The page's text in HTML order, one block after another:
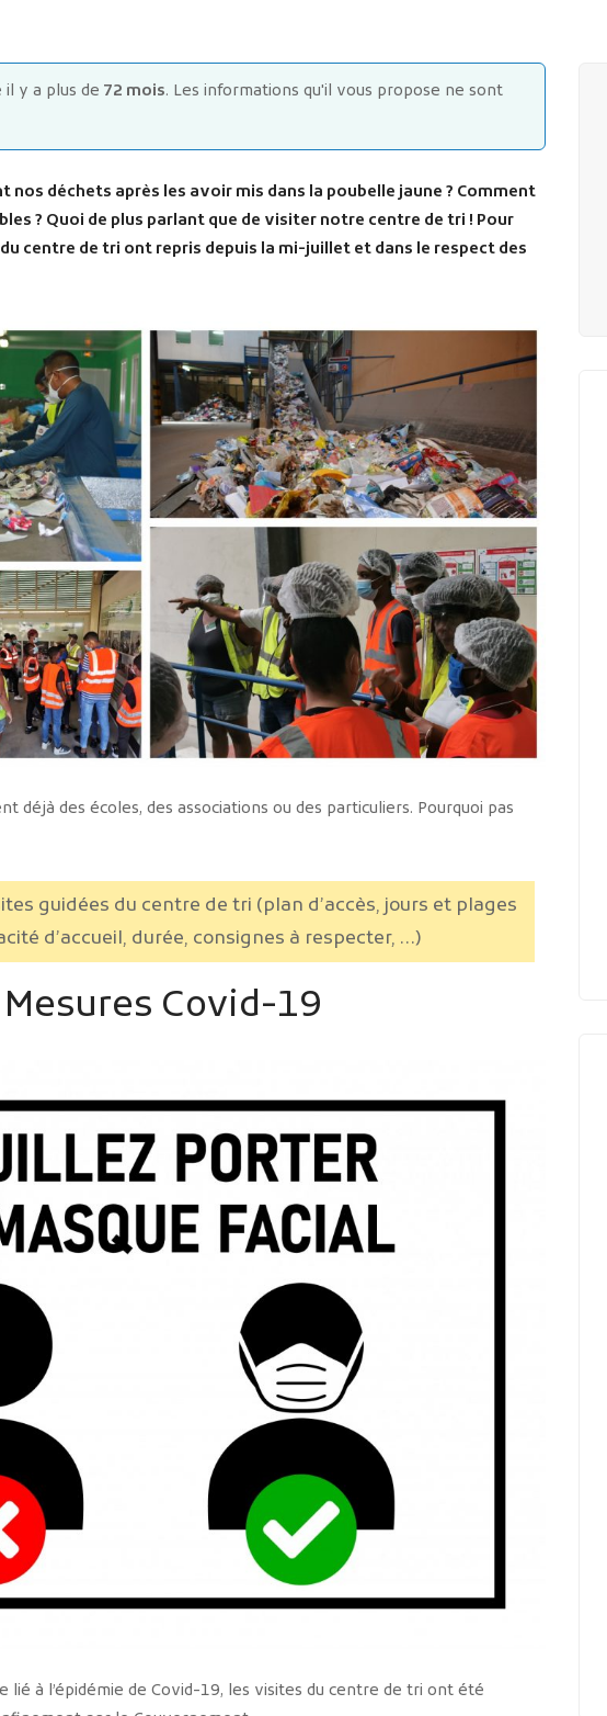
y a plus de 72 mois. Les informations qu'il vous propose ne sont
nos déchets après les avoir mis dans la poubelle jaune ? Comment
? Quoi de plus parlant que de visiter notre centre de tri ! Pour
centre de tri ont repris depuis la mi-juillet et dans le respect des
déjà des écoles, des associations ou des particuliers. Pourquoi pas
guidées du centre de tri (plan d’accès, jours et plages
d’accueil, durée, consignes à respecter, …)
Covid-19
lié à l’épidémie de Covid-19, les visites du centre de tri ont été